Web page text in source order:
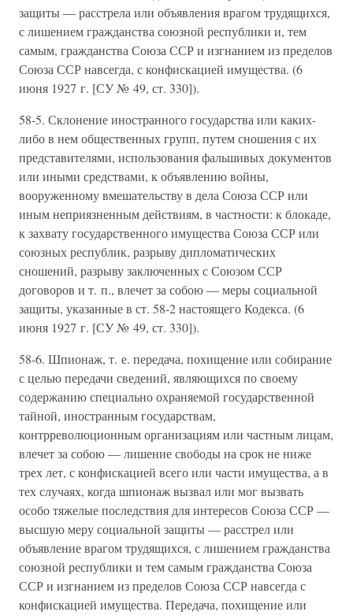
защиты — расстрела или объявления врагом трудящихся,
с лишением гражданства союзной республики и, тем
самым, гражданства Союза ССР и изгнанием из пределов
Союза ССР навсегда, с конфискацией имущества. (6
июня 1927 г. [СУ № 49, ст. 330]).
58-5. Склонение иностранного государства или каких-
либо в нем общественных групп, путем сношения с их
представителями, использования фальшивых документов
или иными средствами, к объявлению войны,
вооруженному вмешательству в дела Союза ССР или
иным неприязненным действиям, в частности: к блокаде,
к захвату государственного имущества Союза ССР или
союзных республик, разрыву дипломатических
сношений, разрыву заключенных с Союзом ССР
договоров и т. п., влечет за собою — меры социальной
защиты, указанные в ст. 58-2 настоящего Кодекса. (6
июня 1927 г. [СУ № 49, ст. 330]).
58-6. Шпионаж, т. е. передача, похищение или собирание
с целью передачи сведений, являющихся по своему
содержанию специально охраняемой государственной
тайной, иностранным государствам,
контрреволюционным организациям или частным лицам,
влечет за собою — лишение свободы на срок не ниже
трех лет, с конфискацией всего или части имущества, а в
тех случаях, когда шпионаж вызвал или мог вызвать
особо тяжелые последствия для интересов Союза ССР —
высшую меру социальной защиты — расстрел или
объявление врагом трудящихся, с лишением гражданства
союзной республики и тем самым гражданства Союза
ССР и изгнанием из пределов Союза ССР навсегда с
конфискацией имущества. Передача, похищение или